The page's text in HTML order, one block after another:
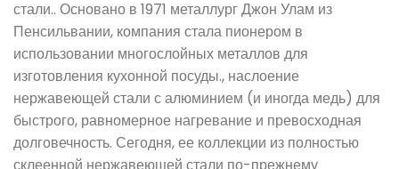
стали.. Основано в 1971 металлург Джон Улам из
Пенсильвании, компания стала пионером в
использовании многослойных металлов для
изготовления кухонной посуды., наслоение
нержавеющей стали с алюминием (и иногда медь) для
быстрого, равномерное нагревание и превосходная
долговечность. Сегодня, ее коллекции из полностью